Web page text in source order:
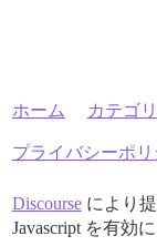
ホーム カテゴリ
プライバシーポリ
Discourseにより提
Javascript を有効